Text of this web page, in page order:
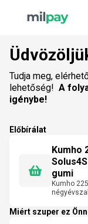
Tudja meg,
lehetőség! A
igénybe!
Előbírálat
Kumho
gumi
Kumho
Miért szuper ez